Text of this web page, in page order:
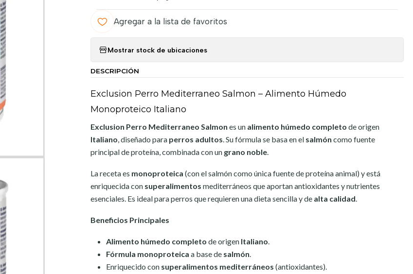
Agregar a la lista de favoritos
Mostrar stock de ubicaciones
DESCRIPCIÓN
Exclusion Perro Mediterraneo Salmon – Alimento Húmedo
Monoproteico Italiano
Exclusion Perro Mediterraneo Salmon es un alimento húmedo completo de origen
Italiano, diseñado para perros adultos. Su fórmula se basa en el salmón como fuente
principal de proteína, combinada con un grano noble.
La receta es monoproteica (con el salmón como única fuente de proteína animal) y está
enriquecida con superalimentos mediterráneos que aportan antioxidantes y nutrientes
esenciales. Es ideal para perros que requieren una dieta sencilla y de alta calidad.
Beneficios Principales
Alimento húmedo completo de origen Italiano.
Fórmula monoproteica a base de salmón.
Enriquecido con superalimentos mediterráneos (antioxidantes).